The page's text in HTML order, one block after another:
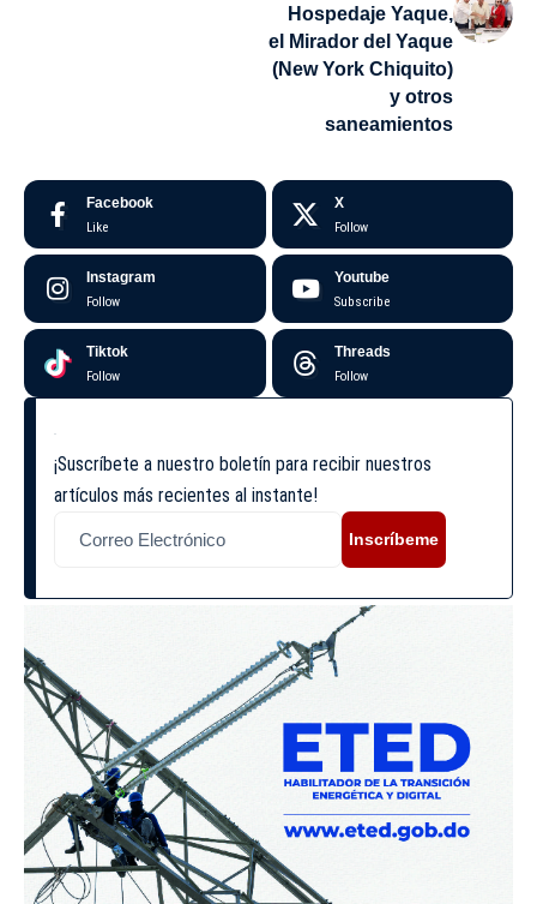
Hospedaje Yaque,
el Mirador del Yaque
(New York Chiquito)
y otros
saneamientos
Facebook
Like
X
Follow
Instagram
Follow
Youtube
Subscribe
Tiktok
Follow
Threads
Follow
¡Suscríbete a nuestro boletín para recibir nuestros
artículos más recientes al instante!
Inscríbeme